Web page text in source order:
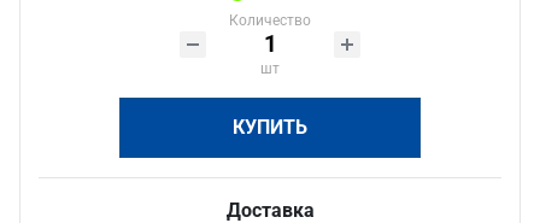
Количество
шт
КУПИТЬ
Доставка